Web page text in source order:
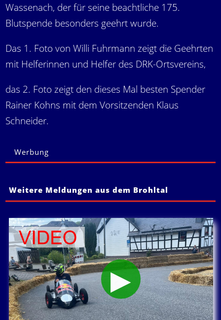
Wassenach, der für seine beachtliche 175.
Blutspende besonders geehrt wurde.
Das 1. Foto von Willi Fuhrmann zeigt die Geehrten
mit Helferinnen und Helfer des DRK-Ortsvereins,
das 2. Foto zeigt den dieses Mal besten Spender
Rainer Kohns mit dem Vorsitzenden Klaus
Schneider.
Werbung
Weitere Meldungen aus dem Brohltal